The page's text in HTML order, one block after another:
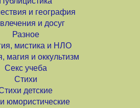
и география
и досуг
Разное
мистика и НЛО
магия и оккультизм
Секс учеба
Стихи
детские
юмористические